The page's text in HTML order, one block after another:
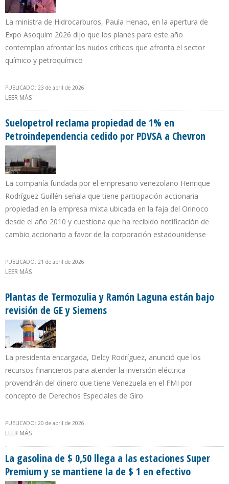
La ministra de Hidrocarburos, Paula Henao, en la apertura de
Expo Asoquim 2026 dijo que los planes para este año
contemplan afrontar los nudos críticos que afronta el sector
químico y petroquímico
PUBLICADO: 23 de abril de 2026
LEER MÁS
Suelopetrol reclama propiedad de 1% en
Petroindependencia cedido por PDVSA a Chevron
La compañía fundada por el empresario venezolano Henrique
Rodríguez Guillén señala que tiene participación accionaria
propiedad en la empresa mixta ubicada en la faja del Orinoco
desde el año 2010 y cuestiona que ha recibido notificación de
cambio accionario a favor de la corporación estadounidense
PUBLICADO: 21 de abril de 2026
LEER MÁS
Plantas de Termozulia y Ramón Laguna están bajo
revisión de GE y Siemens
La presidenta encargada, Delcy Rodríguez, anunció que los
recursos financieros para atender la inversión eléctrica
provendrán del dinero que tiene Venezuela en el FMI por
concepto de Derechos Especiales de Giro
PUBLICADO: 20 de abril de 2026
LEER MÁS
La gasolina de $ 0,50 llega a las estaciones Super
Premium y se mantiene la de $ 1 en efectivo